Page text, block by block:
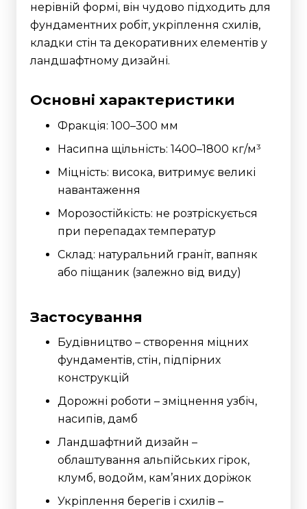
нерівній формі, він чудово підходить для
фундаментних робіт, укріплення схилів,
кладки стін та декоративних елементів у
ландшафтному дизайні.
Основні характеристики
Фракція: 100–300 мм
Насипна щільність: 1400–1800 кг/м³
Міцність: висока, витримує великі
навантаження
Морозостійкість: не розтріскується
при перепадах температур
Склад: натуральний граніт, вапняк
або піщаник (залежно від виду)
Застосування
Будівництво – створення міцних
фундаментів, стін, підпірних
конструкцій
Дорожні роботи – зміцнення узбіч,
насипів, дамб
Ландшафтний дизайн –
облаштування альпійських гірок,
клумб, водойм, кам’яних доріжок
Укріплення берегів і схилів –